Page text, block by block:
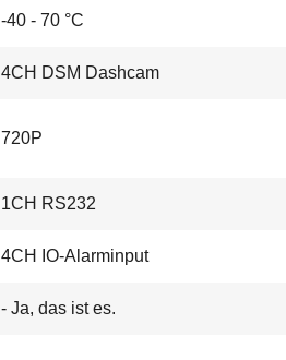
-40 - 70 °C
4CH DSM Dashcam
720P
1CH RS232
4CH IO-Alarminput
- Ja, das ist es.